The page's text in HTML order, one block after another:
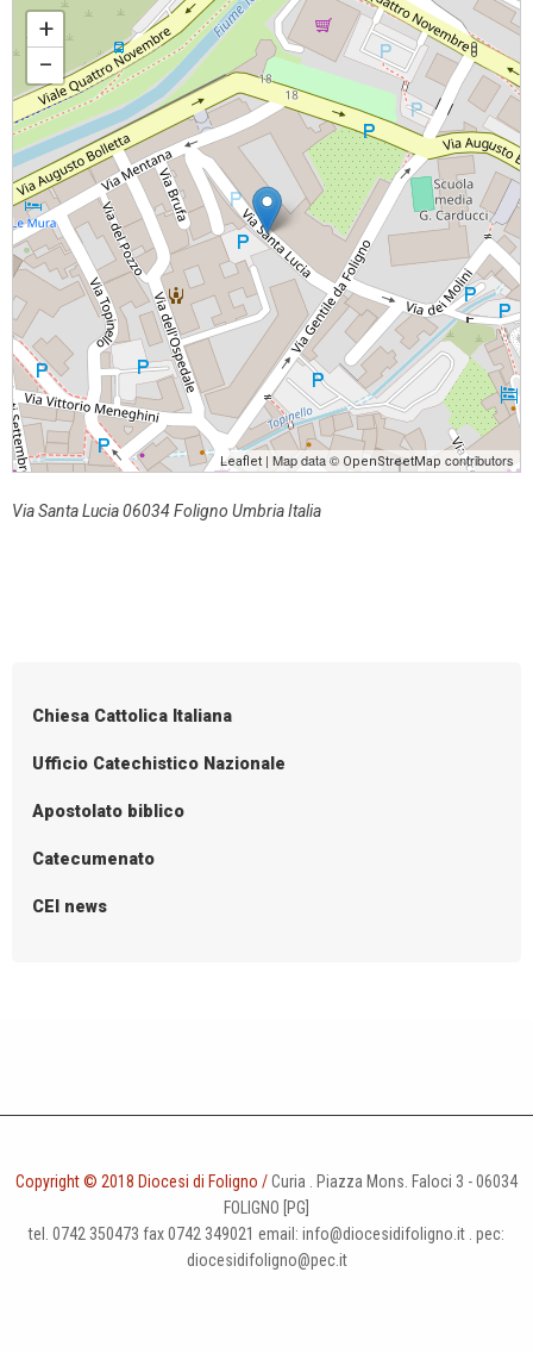
24 ore per il Signore
+
−
Leaflet | Map data © OpenStreetMap contributors
Via Santa Lucia 06034 Foligno Umbria Italia
Chiesa Cattolica Italiana
Ufficio Catechistico Nazionale
Apostolato biblico
Catecumenato
CEI news
Copyright © 2018 Diocesi di Foligno /Curia . Piazza Mons. Faloci 3 - 06034
FOLIGNO [PG]
tel. 0742 350473 fax 0742 349021 email: info@diocesidifoligno.it . pec:
diocesidifoligno@pec.it